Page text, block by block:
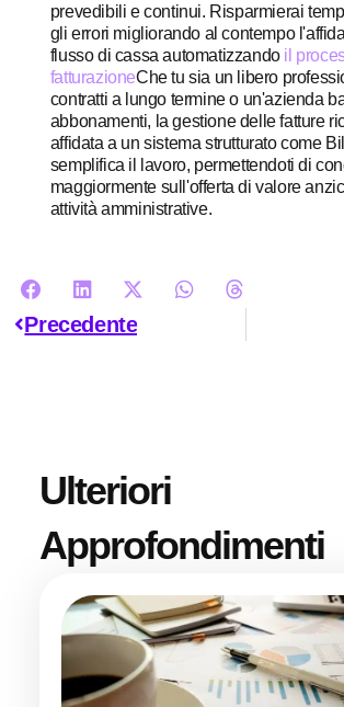
prevedibili e continui. Risparmierai
gli errori migliorando al contempo
flusso di cassa automatizzando il
fatturazioneChe tu sia un libero
contratti a lungo termine o un'azienda
abbonamenti, la gestione delle fatture
affidata a un sistema strutturato come
semplifica il lavoro, permettendoti di
maggiormente sull'offerta di valore
attività amministrative.
Precedente
Ulteriori
Approfondimenti